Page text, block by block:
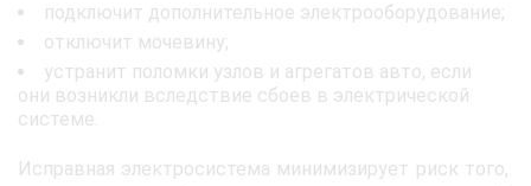
подключит дополнительное электрооборудование;
отключит мочевину;
устранит поломки узлов и агрегатов авто, если
они возникли вследствие сбоев в электрической
системе.
Исправная электросистема минимизирует риск того,